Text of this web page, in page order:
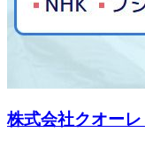
株式会社クオー